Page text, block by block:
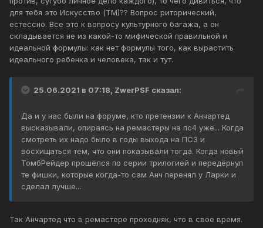
для тебя это Искусство (ТМ)?? Вопрос риторический,
естессно. Все это к вопросу культурного багажа, а он
складывается не из какой-то мифической правильной и
идеальной формулы: как нет формулы того, как вырастить
идеального ребенка и человека, так и тут.
25.06.2021 в 07:18, ZwerPSF сказал:
Да и у нас были на форуме, кто претензии к Анчартед
высказывали, опираясь на ремастеры на пс4 уже... Когда
смотреть их надо было в годы выхода на ПС3 и
восхищаться тем, что они показывали тогда. Когда новый
ТомбРейдер прошёлся по серии трилогией и передёрнул
те фишки, которые когда-то сам Анч перенял у Ларки и
сделал лучше...
Так Анчартед что в ремастере проходняк, что в свое время.